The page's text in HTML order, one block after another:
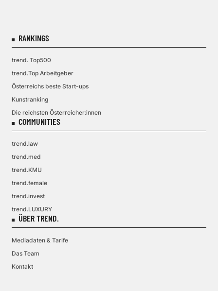
RANKINGS
trend. Top500
trend.Top Arbeitgeber
Österreichs beste Start-ups
Kunstranking
Die reichsten Österreicher:innen
COMMUNITIES
trend.law
trend.med
trend.KMU
trend.female
trend.invest
trend.LUXURY
ÜBER TREND.
Mediadaten & Tarife
Das Team
Kontakt